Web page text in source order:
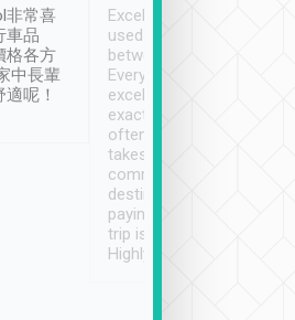
非常喜
車品
格各方
中長輩
呢！
Excellent service. We have
used Tripool to travel
between cities in Taiwan.
Every driver has been
excellent and arrives
exactly on time. As there is
often limited English it
takes the difficulty out of
communicating the
destination details and
paying online prior to the
trip is very convenient.
Highly recommended